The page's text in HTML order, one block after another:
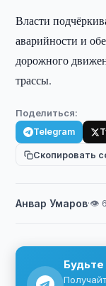
Власти
аварийности и
дорожного
трассы.
Поделиться:
Telegram
Скопировать
Анвар Умаров·👁